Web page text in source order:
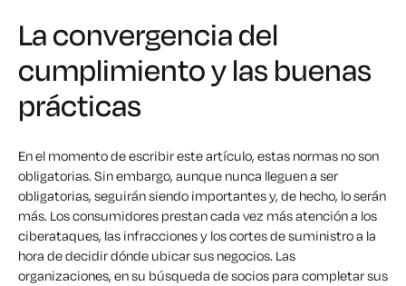
La convergencia del
cumplimiento y las buenas
prácticas
En el momento de escribir este artículo, estas normas no son
obligatorias. Sin embargo, aunque nunca lleguen a ser
obligatorias, seguirán siendo importantes y, de hecho, lo serán
más. Los consumidores prestan cada vez más atención a los
ciberataques, las infracciones y los cortes de suministro a la
hora de decidir dónde ubicar sus negocios. Las
organizaciones, en su búsqueda de socios para completar sus